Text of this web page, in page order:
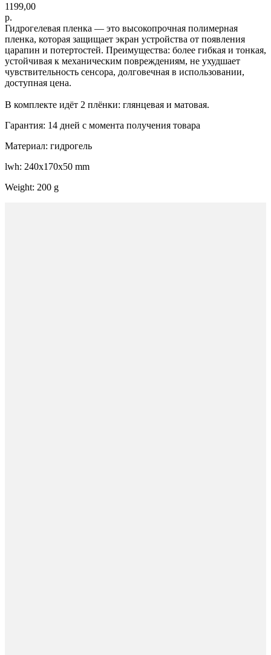
1199,00
р.
Гидрогелевая пленка — это высокопрочная полимерная
пленка, которая защищает экран устройства от появления
царапин и потертостей. Преимущества: более гибкая и тонкая,
устойчивая к механическим повреждениям, не ухудшает
чувствительность сенсора, долговечная в использовании,
доступная цена.
В комплекте идёт 2 плёнки: глянцевая и матовая.
Гарантия: 14 дней с момента получения товара
Материал: гидрогель
lwh: 240x170x50 mm
Weight: 200 g